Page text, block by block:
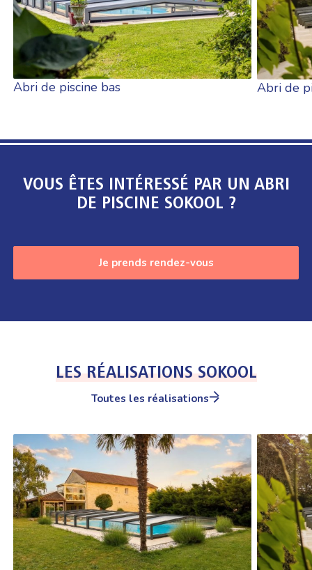
Abri de piscine bas Abri de
VOUS ÊTES INTÉRESSÉ PAR UN ABRI
DE PISCINE SOKOOL ?
Je prends rendez-vous
LES RÉALISATIONS SOKOOL
Toutes les réalisations